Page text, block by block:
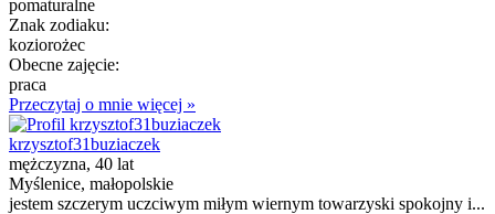
pomaturalne
Znak zodiaku:
koziorożec
Obecne zajęcie:
praca
Przeczytaj o mnie więcej »
krzysztof31buziaczek
mężczyzna, 40 lat
Myślenice, małopolskie
jestem szczerym uczciwym miłym wiernym towarzyski spokojny i...